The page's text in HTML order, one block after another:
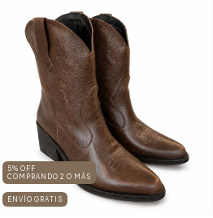
5% OFF
COMPRANDO 2 O MÁS
ENVÍO GRATIS